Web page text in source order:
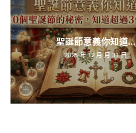
聖誕節意義你知道...
2025 年 12 月 月 31 日